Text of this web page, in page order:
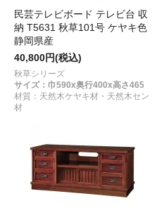
民芸テレビボード テレビ台 収
納 T5631 秋草101号 ケヤキ色
静岡県産
40,800円(税込)
秋草シリーズ
サイズ：巾590x奥行400x高さ465
材質：天然木ケヤキ材・天然木セン
材